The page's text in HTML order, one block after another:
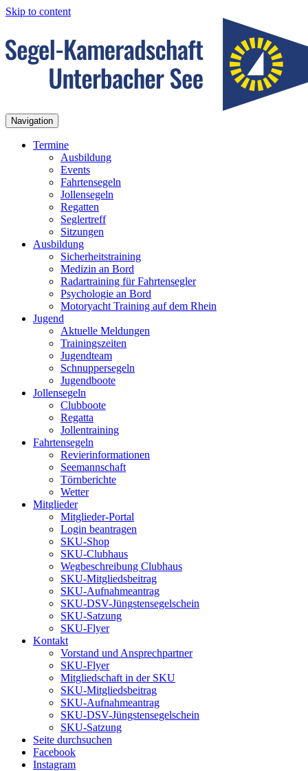
Skip to content
Navigation
Termine
Ausbildung
Events
Fahrtensegeln
Jollensegeln
Regatten
Seglertreff
Sitzungen
Ausbildung
Sicherheitstraining
Medizin an Bord
Radartraining für Fahrtensegler
Psychologie an Bord
Motoryacht Training auf dem Rhein
Jugend
Aktuelle Meldungen
Trainingszeiten
Jugendteam
Schnuppersegeln
Jugendboote
Jollensegeln
Clubboote
Regatta
Jollentraining
Fahrtensegeln
Revierinformationen
Seemannschaft
Törnberichte
Wetter
Mitglieder
Mitglieder-Portal
Login beantragen
SKU-Shop
SKU-Clubhaus
Wegbeschreibung Clubhaus
SKU-Mitgliedsbeitrag
SKU-Aufnahmeantrag
SKU-DSV-Jüngstensegelschein
SKU-Satzung
SKU-Flyer
Kontakt
Vorstand und Ansprechpartner
SKU-Flyer
Mitgliedschaft in der SKU
SKU-Mitgliedsbeitrag
SKU-Aufnahmeantrag
SKU-DSV-Jüngstensegelschein
SKU-Satzung
Seite durchsuchen
Facebook
Instagram